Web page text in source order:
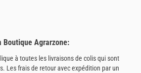
Boutique Agrarzone:
à toutes les livraisons de colis qui sont
Les frais de retour avec expédition par un